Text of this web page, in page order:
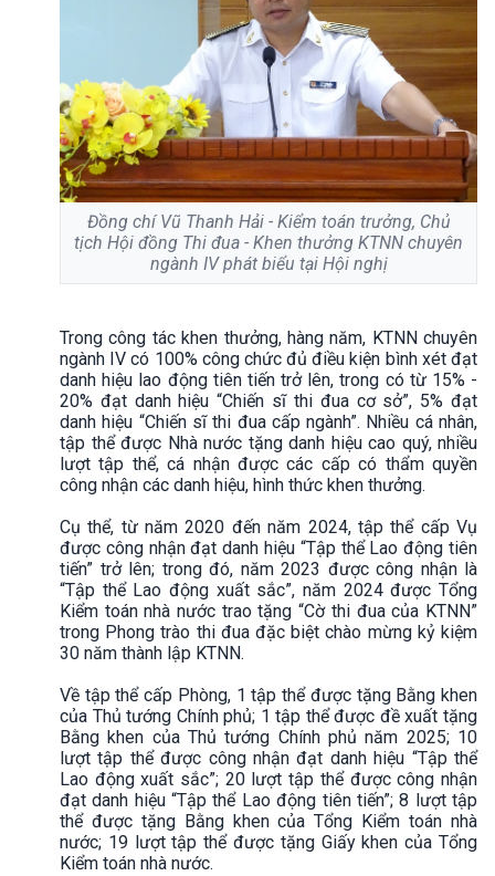
Đồng chí Vũ Thanh Hải - Kiểm toán trưởng, Chủ
tịch Hội đồng Thi đua - Khen thưởng KTNN chuyên
ngành IV phát biểu tại Hội nghị
Trong công tác khen thưởng, hàng năm, KTNN chuyên
ngành IV có 100% công chức đủ điều kiện bình xét đạt
danh hiệu lao động tiên tiến trở lên, trong có từ 15% -
20% đạt danh hiệu “Chiến sĩ thi đua cơ sở”, 5% đạt
danh hiệu “Chiến sĩ thi đua cấp ngành”. Nhiều cá nhân,
tập thể được Nhà nước tặng danh hiệu cao quý, nhiều
lượt tập thể, cá nhận được các cấp có thẩm quyền
công nhận các danh hiệu, hình thức khen thưởng.
Cụ thể, từ năm 2020 đến năm 2024, tập thể cấp Vụ
được công nhận đạt danh hiệu “Tập thể Lao động tiên
tiến” trở lên; trong đó, năm 2023 được công nhận là
“Tập thể Lao động xuất sắc”, năm 2024 được Tổng
Kiểm toán nhà nước trao tặng “Cờ thi đua của KTNN”
trong Phong trào thi đua đặc biệt chào mừng kỷ kiệm
30 năm thành lập KTNN.
Về tập thể cấp Phòng, 1 tập thể được tặng Bằng khen
của Thủ tướng Chính phủ; 1 tập thể được đề xuất tặng
Bằng khen của Thủ tướng Chính phủ năm 2025; 10
lượt tập thể được công nhận đạt danh hiệu “Tập thể
Lao động xuất sắc”; 20 lượt tập thể được công nhận
đạt danh hiệu “Tập thể Lao động tiên tiến”; 8 lượt tập
thể được tặng Bằng khen của Tổng Kiểm toán nhà
nước; 19 lượt tập thể được tặng Giấy khen của Tổng
Kiểm toán nhà nước.